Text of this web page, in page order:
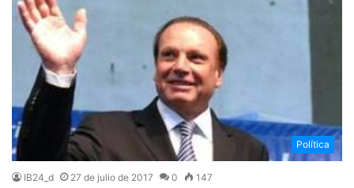
Política
IB24_d 27 de julio de 2017 0 147